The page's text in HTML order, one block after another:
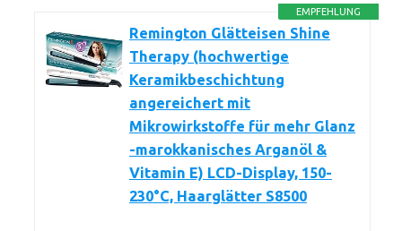
EMPFEHLUNG
Remington Glätteisen Shine
Therapy (hochwertige
Keramikbeschichtung
angereichert mit
Mikrowirkstoffe für mehr Glanz
-marokkanisches Arganöl &
Vitamin E) LCD-Display, 150-
230°C, Haarglätter S8500